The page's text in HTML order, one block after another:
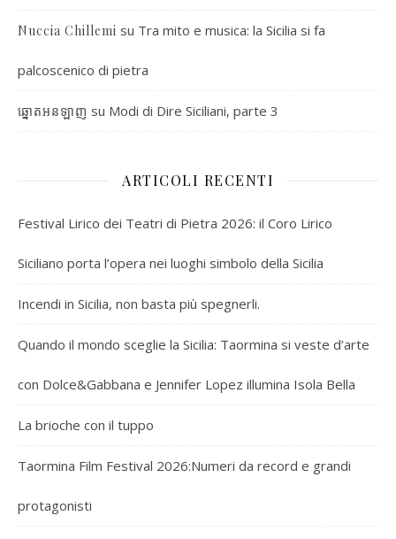
Nuccia Chillemi su Tra mito e musica: la Sicilia si fa
palcoscenico di pietra
ឆ្នោតអនឡាញ su Modi di Dire Siciliani, parte 3
ARTICOLI RECENTI
Festival Lirico dei Teatri di Pietra 2026: il Coro Lirico
Siciliano porta l’opera nei luoghi simbolo della Sicilia
Incendi in Sicilia, non basta più spegnerli.
Quando il mondo sceglie la Sicilia: Taormina si veste d’arte
con Dolce&Gabbana e Jennifer Lopez illumina Isola Bella
La brioche con il tuppo
Taormina Film Festival 2026:Numeri da record e grandi
protagonisti